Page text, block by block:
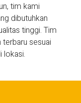
tim kami
dibutuhkan
tinggi. Tim
sesuai
lokasi.